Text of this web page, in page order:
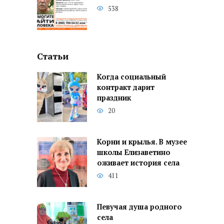
538
Статьи
Когда социальный
контракт дарит
праздник
20
Корни и крылья. В музее
школы Елизаветино
оживает история села
411
Певучая душа родного
села